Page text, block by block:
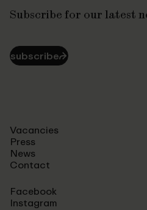
Subscribe for our latest
subscribe⮫
Vacancies
Press
News
Contact
Facebook
Instagram